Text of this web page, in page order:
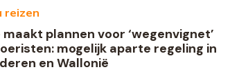
reizen
maakt plannen voor ‘wegenvignet’
mogelijk aparte regeling in
en Wallonië